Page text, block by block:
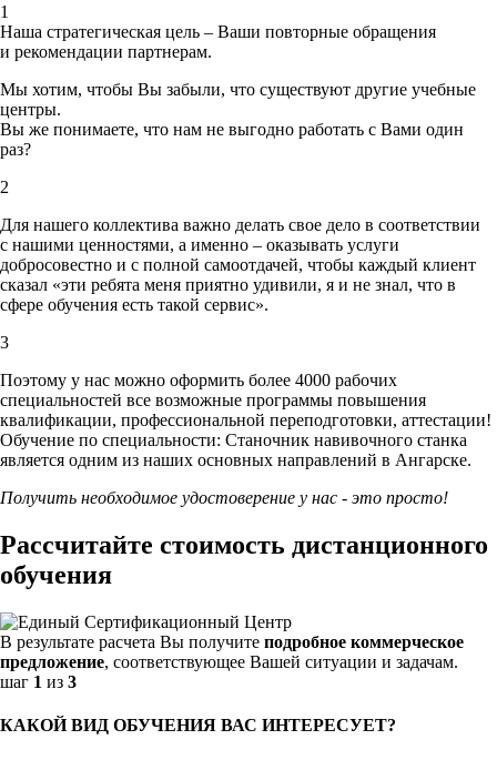
1
Наша стратегическая цель – Ваши повторные обращения
и рекомендации партнерам.
Мы хотим, чтобы Вы забыли, что существуют другие учебные
центры.
Вы же понимаете, что нам не выгодно работать с Вами один
раз?
2
Для нашего коллектива важно делать свое дело в соответствии
с нашими ценностями, а именно – оказывать услуги
добросовестно и с полной самоотдачей, чтобы каждый клиент
сказал «эти ребята меня приятно удивили, я и не знал, что в
сфере обучения есть такой сервис».
3
Поэтому у нас можно оформить более 4000 рабочих
специальностей все возможные программы повышения
квалификации, профессиональной переподготовки, аттестации!
Обучение по специальности: Станочник навивочного станка
является одним из наших основных направлений в Ангарске.
Получить необходимое удостоверение у нас - это просто!
Рассчитайте стоимость дистанционного
обучения
В результате расчета Вы получите подробное коммерческое
предложение, соответствующее Вашей ситуации и задачам.
шаг 1 из 3
КАКОЙ ВИД ОБУЧЕНИЯ ВАС ИНТЕРЕСУЕТ?